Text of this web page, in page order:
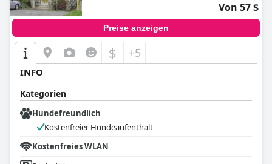
Von 57 $
Preise anzeigen
$ +5
INFO
Kategorien
Hundefreundlich
Kostenfreier Hundeaufenthalt
Kostenfreies WLAN